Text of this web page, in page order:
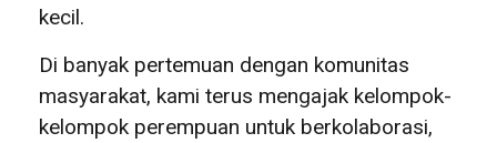
kecil.
Di banyak pertemuan dengan komunitas
masyarakat, kami terus mengajak kelompok-
kelompok perempuan untuk berkolaborasi,